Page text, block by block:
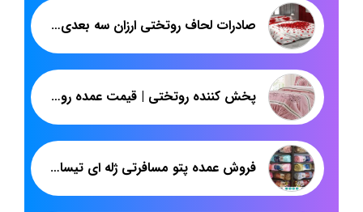
صادرات لحاف روتختی ارزان سه بعدی به عراق
پخش کننده روتختی | قیمت عمده روتختی پارچه میکرو پلی استر طرح اسپرت
فروش عمده پتو مسافرتی ژله ای تیسا تک رنگ